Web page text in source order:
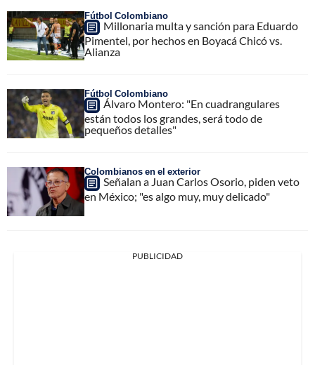
Fútbol Colombiano
Millonaria multa y sanción para Eduardo
Pimentel, por hechos en Boyacá Chicó vs.
Alianza
Fútbol Colombiano
Álvaro Montero: "En cuadrangulares
están todos los grandes, será todo de
pequeños detalles"
Colombianos en el exterior
Señalan a Juan Carlos Osorio, piden veto
en México; "es algo muy, muy delicado"
PUBLICIDAD